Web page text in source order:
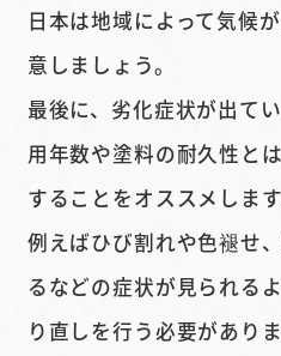
日本は地域によって気候
意しましょう。
最後に、劣化症状が出て
用年数や塗料の耐久性と
することをオススメします
例えばひび割れや色褪せ
るなどの症状が見られる
り直しを行う必要がありま